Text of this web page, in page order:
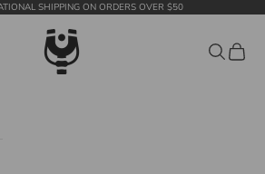
SHIPPING ON ORDERS OVER $50
WildTension
Search
Cart